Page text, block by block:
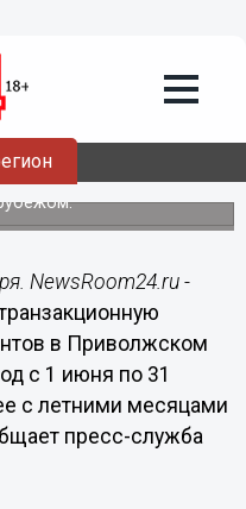
число транзакций
NewsRoom24.ru -
в Приволжском
с 1 июня по 31
с летними месяцами
пресс-служба